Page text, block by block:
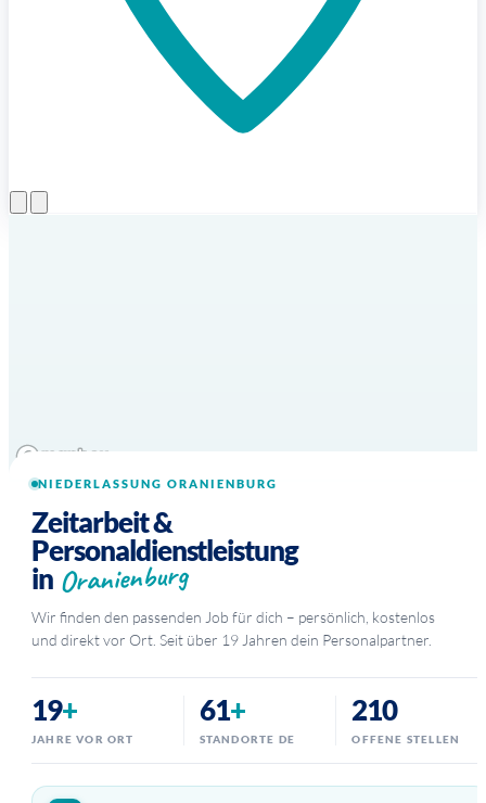
NIEDERLASSUNG ORANIENBURG
Zeitarbeit &
Personaldienstleistung
in Oranienburg
Wir finden den passenden Job für dich – persönlich, kostenlos
und direkt vor Ort. Seit über 19 Jahren dein Personalpartner.
19+
JAHRE VOR ORT
61+
STANDORTE DE
210
OFFENE STELLEN